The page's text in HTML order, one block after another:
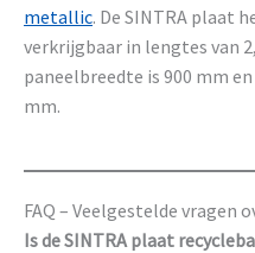
metallic. De SINTRA plaat
verkrijgbaar in lengtes van
paneelbreedte is 900 mm
mm.
FAQ – Veelgestelde vragen
Is de SINTRA plaat